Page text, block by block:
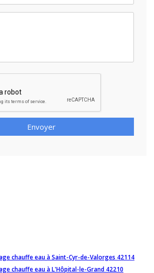
Envoyer
chauffe eau à Saint-Cyr-de-Valorges 42114
chauffe eau à L'Hôpital-le-Grand 42210